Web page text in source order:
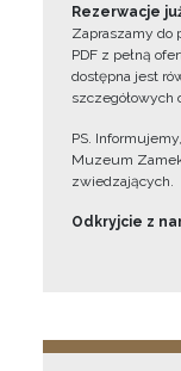
Rezerwacje
Zapraszamy do
PDF z pełną
dostępna jest
szczegółowych
PS.
Muzeum
zwiedzających.
Odkryjcie z